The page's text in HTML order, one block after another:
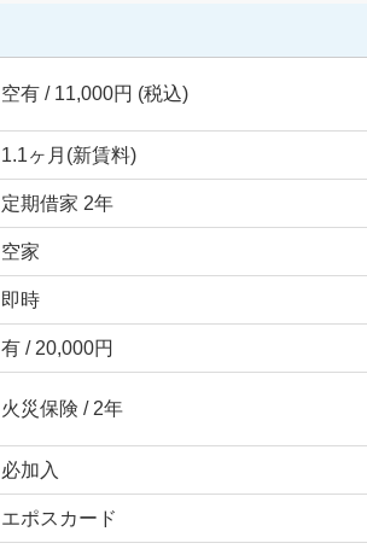
空有 / 11,000円 (税込)
1.1ヶ月(新賃料)
定期借家 2年
空家
即時
有 / 20,000円
火災保険 / 2年
必加入
エポスカード